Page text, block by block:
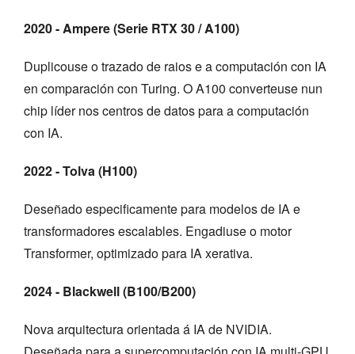
2020 - Ampere (Serie RTX 30 / A100)
Duplicouse o trazado de raios e a computación con IA
en comparación con Turing. O A100 converteuse nun
chip líder nos centros de datos para a computación
con IA.
2022 - Tolva (H100)
Deseñado especificamente para modelos de IA e
transformadores escalables. Engadiuse o motor
Transformer, optimizado para IA xerativa.
2024 - Blackwell (B100/B200)
Nova arquitectura orientada á IA de NVIDIA.